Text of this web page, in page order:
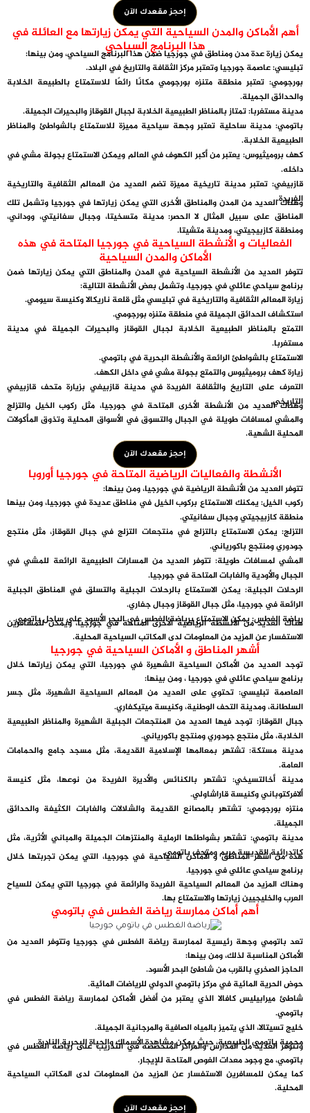
إحجز مقعدك الآن
أهم الأماكن والمدن السياحية التي يمكن زيارتها مع العائلة في
هذا البرنامج السياحي
يمكن زيارة عدة مدن ومناطق في جورجيا ضمن هذا البرنامج السياحي، ومن بينها:
تبليسي: عاصمة جورجيا وتعتبر مركز الثقافة والتاريخ في البلاد.
بورجومي: تعتبر منطقة متنزه بورجومي مكانًا رائعًا للاستمتاع بالطبيعة الخلابة
والحدائق الجميلة.
مدينة مستغربا: تمتاز بالمناظر الطبيعية الخلابة لجبال القوقاز والبحيرات الجميلة.
باتومي: مدينة ساحلية تعتبر وجهة سياحية مميزة للاستمتاع بالشواطئ والمناظر
الطبيعية الخلابة.
كهف بروميثيوس: يعتبر من أكبر الكهوف في العالم ويمكن الاستمتاع بجولة مشي في
داخله.
قازبيغي: تعتبر مدينة تاريخية مميزة تضم العديد من المعالم الثقافية والتاريخية
الفريدة.
وهناك العديد من المدن والمناطق الأخرى التي يمكن زيارتها في جورجيا وتشمل تلك
المناطق على سبيل المثال لا الحصر: مدينة متسخيتا، وجبال سفانيتي، ووداني،
ومنطقة كازبيجيتي، ومدينة متشيتا.
الفعاليات و الأنشطة السياحية في جورجيا المتاحة في هذه
الأماكن والمدن السياحية
تتوفر العديد من الأنشطة السياحية في المدن والمناطق التي يمكن زيارتها ضمن
برنامج سياحي عائلي في جورجيا، وتشمل بعض الأنشطة التالية:
زيارة المعالم الثقافية والتاريخية في تبليسي مثل قلعة ناريكالا وكنيسة سيومي.
استكشاف الحدائق الجميلة في منطقة متنزه بورجومي.
التمتع بالمناظر الطبيعية الخلابة لجبال القوقاز والبحيرات الجميلة في مدينة
مستغربا.
الاستمتاع بالشواطئ الرائعة والأنشطة البحرية في باتومي.
زيارة كهف بروميثيوس والتمتع بجولة مشي في داخل الكهف.
التعرف على التاريخ والثقافة الفريدة في مدينة قازبيغي بزيارة متحف قازبيغي
التاريخي.
وهناك العديد من الأنشطة الأخرى المتاحة في جورجيا، مثل ركوب الخيل والتزلج
والمشي لمسافات طويلة في الجبال والتسوق في الأسواق المحلية وتذوق المأكولات
المحلية الشهية.
إحجز مقعدك الآن
الأنشطة والفعاليات الرياضية المتاحة في جورجيا أوروبا
تتوفر العديد من الأنشطة الرياضية في جورجيا، ومن بينها:
ركوب الخيل: يمكنك الاستمتاع بركوب الخيل في مناطق عديدة في جورجيا، ومن بينها
منطقة كازبيجيتي وجبال سفانيتي.
التزلج: يمكن الاستمتاع بالتزلج في منتجعات التزلج في جبال القوقاز، مثل منتجع
جودوري ومنتجع باكورياني.
المشي لمسافات طويلة: تتوفر العديد من المسارات الطبيعية الرائعة للمشي في
الجبال والأودية والغابات المتاحة في جورجيا.
الرحلات الجبلية: يمكن الاستمتاع بالرحلات الجبلية والتسلق في المناطق الجبلية
الرائعة في جورجيا، مثل جبال القوقاز وجبال جفاري.
رياضة الغطس: يمكن الاستمتاع برياضة الغطس في البحر الأسود على ساحل باتومي.
هناك العديد من الأنشطة الرياضية الأخرى المتاحة في جورجيا، ويمكن للمسافرين
الاستفسار عن المزيد من المعلومات لدى المكاتب السياحية المحلية.
أشهر المناطق و الأماكن السياحية في جورجيا
توجد العديد من الأماكن السياحية الشهيرة في جورجيا، التي يمكن زيارتها خلال
برنامج سياحي عائلي في جورجيا ، ومن بينها:
العاصمة تبليسي: تحتوي على العديد من المعالم السياحية الشهيرة، مثل جسر
السلطانة، ومدينة التحف الوطنية، وكنيسة ميتيكفاري.
جبال القوقاز: توجد فيها العديد من المنتجعات الجبلية الشهيرة والمناظر الطبيعية
الخلابة، مثل منتجع جودوري ومنتجع باكورياني.
مدينة مستكة: تشتهر بمعالمها الإسلامية القديمة، مثل مسجد جامع والحمامات
العامة.
مدينة أخالتسيخي: تشتهر بالكنائس والأديرة الفريدة من نوعها، مثل كنيسة
ألافركتوباني وكنيسة قاراشاولي.
منتزه بورجومي: تشتهر بالمصانع القديمة والشلالات والغابات الكثيفة والحدائق
الجميلة.
مدينة باتومي: تشتهر بشواطئها الرملية والمنتزهات الجميلة والمباني الأثرية، مثل
كاتدرائية القديسة مريم ومتحف باتومي.
هذه من اشهر المناطق و الأماكن السياحية في جورجيا، التي يمكن تجربتها خلال
برنامج سياحي عائلي في جورجيا.
وهناك المزيد من المعالم السياحية الفريدة والرائعة في جورجيا التي يمكن للسياح
العرب والخليجيين زيارتها والاستمتاع بها.
أهم أماكن ممارسة رياضة الغطس في باتومي
تعد باتومي وجهة رئيسية لممارسة رياضة الغطس في جورجيا وتتوفر العديد من
الأماكن المناسبة لذلك، ومن بينها:
الحاجز الصخري بالقرب من شاطئ البحر الأسود.
حوض الحرية المائية في مركز باتومي الدولي للرياضات المائية.
شاطئ ميرابيليس كافالا الذي يعتبر من أفضل الأماكن لممارسة رياضة الغطس في
باتومي.
خليج تسيتالا، الذي يتميز بالمياه الصافية والمرجانية الجميلة.
محمية باتومي الطبيعية، حيث يمكن مشاهدة الأسماك والحياة البحرية النادرة.
وتتوفر العديد من المدارس والمراكز المتخصصة في التدريب على رياضة الغطس في
باتومي، مع وجود معدات الغوص المتاحة للإيجار.
كما يمكن للمسافرين الاستفسار عن المزيد من المعلومات لدى المكاتب السياحية
المحلية.
إحجز مقعدك الآن